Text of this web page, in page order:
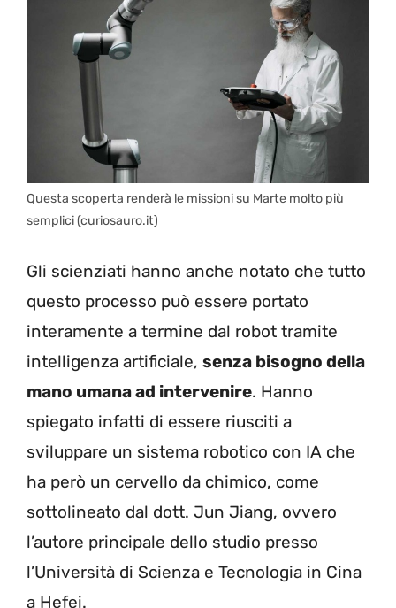
Questa scoperta renderà le missioni su Marte molto più
semplici (curiosauro.it)
Gli scienziati hanno anche notato che tutto
questo processo può essere portato
interamente a termine dal robot tramite
intelligenza artificiale, senza bisogno della
mano umana ad intervenire. Hanno
spiegato infatti di essere riusciti a
sviluppare un sistema robotico con IA che
ha però un cervello da chimico, come
sottolineato dal dott. Jun Jiang, ovvero
l’autore principale dello studio presso
l’Università di Scienza e Tecnologia in Cina
a Hefei.